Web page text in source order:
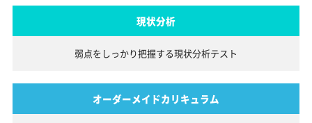
現状分析
弱点をしっかり把握する現状分析テスト
オーダーメイドカリキュラム